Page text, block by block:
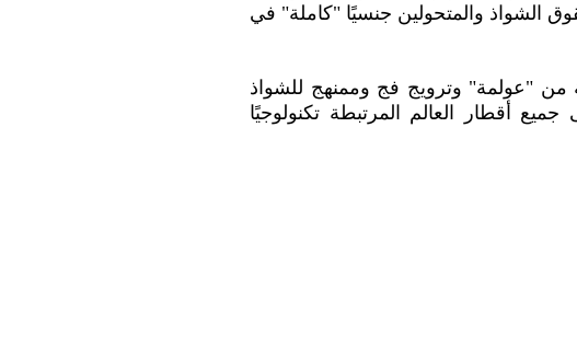
الشواذ والمتحولين جنسيًا "كاملة" في
من "عولمة" وترويج فج وممنهج للشواذ
أقطار العالم المرتبطة تكنولوجيًا